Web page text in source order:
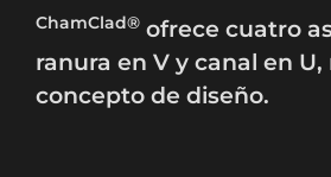
ChamClad® ofrece cuatro
ranura en V y canal en
concepto de diseño.